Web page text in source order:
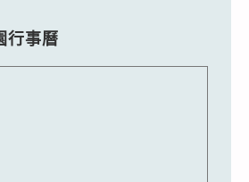
行事曆